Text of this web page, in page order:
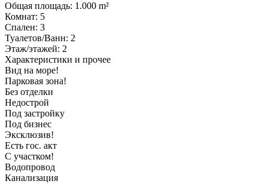
Общая площадь: 1.000 m²
Комнат: 5
Спален: 3
Туалетов/Ванн: 2
Этаж/этажей: 2
Характеристики и прочее
Вид на море!
Парковая зона!
Без отделки
Недострой
Под застройку
Под бизнес
Эксклюзив!
Есть гос. акт
С участком!
Водопровод
Канализация